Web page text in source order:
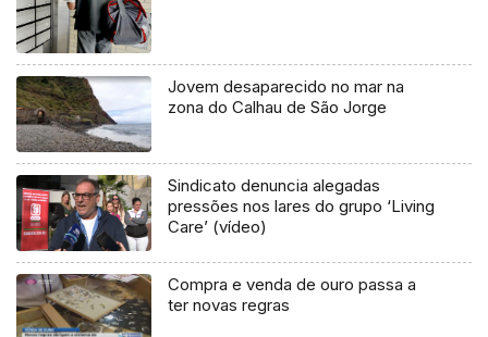
Jovem desaparecido no mar na
zona do Calhau de São Jorge
Sindicato denuncia alegadas
pressões nos lares do grupo ‘Living
Care’ (vídeo)
Compra e venda de ouro passa a
ter novas regras